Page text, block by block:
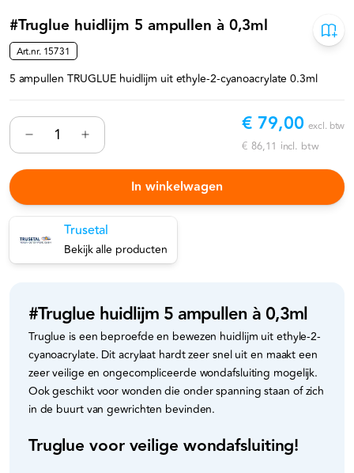
#Truglue huidlijm 5 ampullen à 0,3ml
Art.nr. 15731
5 ampullen TRUGLUE huidlijm uit ethyle-2-cyanoacrylate 0.3ml
€ 79,00 excl. btw
€ 86,11 incl. btw
In winkelwagen
Trusetal
Bekijk alle producten
#Truglue huidlijm 5 ampullen à 0,3ml
Truglue is een beproefde en bewezen huidlijm uit ethyle-2-
cyanoacrylate. Dit acrylaat hardt zeer snel uit en maakt een
zeer veilige en ongecompliceerde wondafsluiting mogelijk.
Ook geschikt voor wonden die onder spanning staan of zich
in de buurt van gewrichten bevinden.
Truglue voor veilige wondafsluiting!